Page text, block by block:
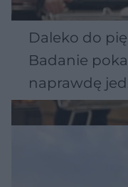
Daleko do
Badanie
naprawdę